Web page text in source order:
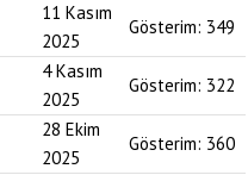
11 Kasım
2025
Gösterim: 349
4 Kasım
2025
Gösterim: 322
28 Ekim
2025
Gösterim: 360